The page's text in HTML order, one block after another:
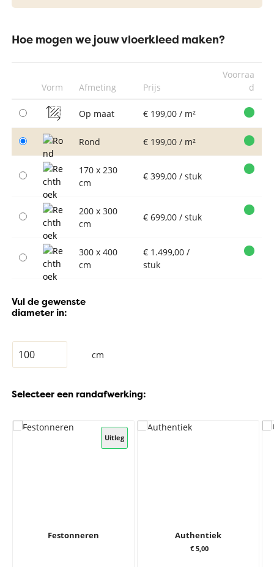
Hoe mogen we jouw vloerkleed maken?
Vorm Afmeting Prijs
Voorraa
d
Op maat € 199,00 / m²
Rond € 199,00 / m²
170 x 230
cm
€ 399,00 / stuk
200 x 300
cm
€ 699,00 / stuk
300 x 400
cm
€ 1.499,00 /
stuk
Vul de gewenste
diameter in:
cm
Selecteer een randafwerking:
Uitleg
Festonneren Authentiek
€ 5,00